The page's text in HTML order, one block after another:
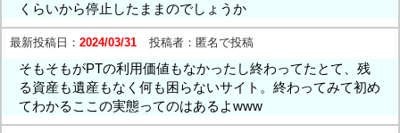
くらいから停止したままのでしょうか
最新投稿日： 2024/03/31 投稿者： 匿名で投稿
そもそもがPTの利用価値もなかったし終わってたとて、残
る資産も遺産もなく何も困らないサイト。終わってみて初め
てわかるここの実態ってのはあるよwww